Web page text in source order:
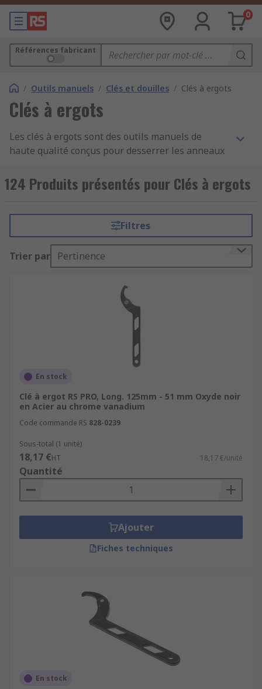
0
Références fabricant
/ Outils manuels / Clés et douilles / Clés à ergots
Clés à ergots
Les clés à ergots sont des outils manuels de
haute qualité conçus pour desserrer les anneaux
spécialisées sont dotées d'ergots en acier qui
permettent aux mâchoires de s'ajuster
ergots est polyvalente, simple à utiliser et
comprend les plus grandes marques, telles que :
Cooper Tools, Facom, Gear Wrench et RS Pro.
En quoi ces clés sont-elles fabriquées ?
Alliage d'acierAcier au chrome vanadiumMétal
Caractéristiques et avantages
maximaleConception minceAjustableLongue
durée de vie
Application
Les clés à ergots sont généralement utilisées
dans les secteurs industriel et automobile pour
le serrage et le desserrage des écrous ou des
124 Produits présentés pour Clés à ergots
Filtres
Trier par Pertinence
En stock
Clé à ergot RS PRO, Long. 125mm - 51 mm Oxyde noir
en Acier au chrome vanadium
Code commande RS 828-0239
Sous-total (1 unité)
18,17 €HT 18,17 €/unité
Quantité
Ajouter
Fiches techniques
En stock